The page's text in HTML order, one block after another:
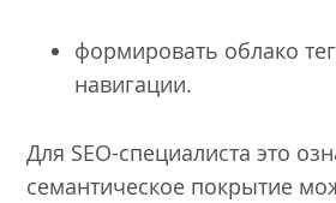
формировать облако
навигации.
Для SEO-специалиста это
семантическое покрытие